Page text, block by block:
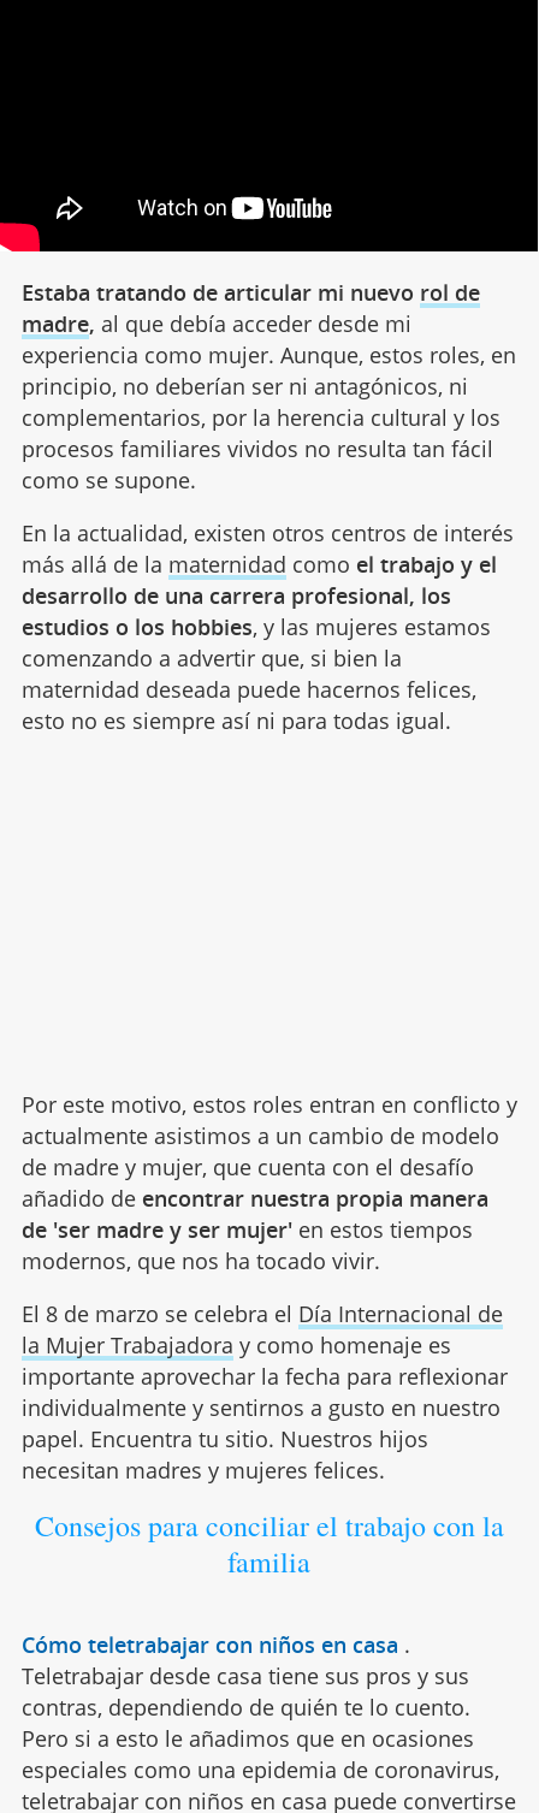
Estaba tratando de articular mi nuevo rol de
madre, al que debía acceder desde mi
experiencia como mujer. Aunque, estos roles, en
principio, no deberían ser ni antagónicos, ni
complementarios, por la herencia cultural y los
procesos familiares vividos no resulta tan fácil
como se supone.
En la actualidad, existen otros centros de interés
más allá de la maternidad como el trabajo y el
desarrollo de una carrera profesional, los
estudios o los hobbies, y las mujeres estamos
comenzando a advertir que, si bien la
maternidad deseada puede hacernos felices,
esto no es siempre así ni para todas igual.
Por este motivo, estos roles entran en conflicto y
actualmente asistimos a un cambio de modelo
de madre y mujer, que cuenta con el desafío
añadido de encontrar nuestra propia manera
de 'ser madre y ser mujer'en estos tiempos
modernos, que nos ha tocado vivir.
El 8 de marzo se celebra el Día Internacional de
la Mujer Trabajadora y como homenaje es
importante aprovechar la fecha para reflexionar
individualmente y sentirnos a gusto en nuestro
papel. Encuentra tu sitio. Nuestros hijos
necesitan madres y mujeres felices.
Consejos para conciliar el trabajo con la
familia
Cómo teletrabajar con niños en casa .
Teletrabajar desde casa tiene sus pros y sus
contras, dependiendo de quién te lo cuento.
Pero si a esto le añadimos que en ocasiones
especiales como una epidemia de coronavirus,
teletrabajar con niños en casa puede convertirse